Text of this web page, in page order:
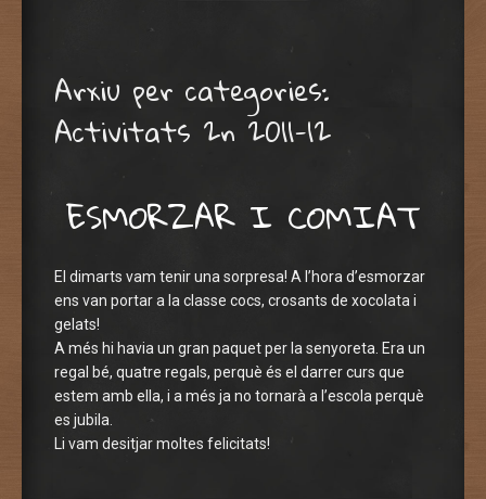
Arxiu per categories:
Activitats 2n 2011-12
ESMORZAR I COMIAT
El dimarts vam tenir una sorpresa! A l’hora d’esmorzar
ens van portar a la classe cocs, crosants de xocolata i
gelats!
A més hi havia un gran paquet per la senyoreta. Era un
regal bé, quatre regals, perquè és el darrer curs que
estem amb ella, i a més ja no tornarà a l’escola perquè
es jubila.
Li vam desitjar moltes felicitats!